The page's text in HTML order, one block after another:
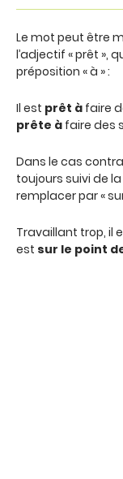
Le mot peut être
l’adjectif « prêt »,
préposition « à » :
Il est prêt à faire
prête à faire des
Dans le cas
toujours suivi de
remplacer par «
Travaillant trop, il
est sur le point